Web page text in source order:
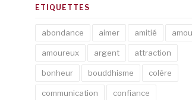
ETIQUETTES
abondance aimer amitié
amoureux argent attraction
bonheur bouddhisme colère
communication confiance